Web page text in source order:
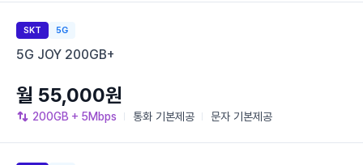
SKT 5G
5G JOY 200GB+
200GB + 5Mbps 통화 기본제공 문자 기본제공
월 55,000원